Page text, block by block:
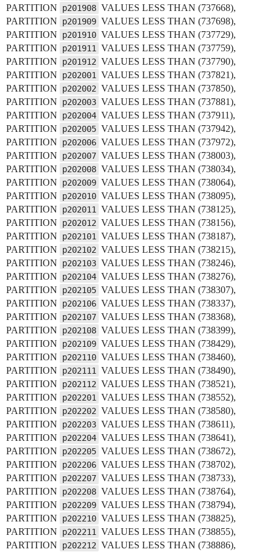
PARTITION
p201908 VALUES LESS THAN (737668),
PARTITION
p201909 VALUES LESS THAN (737698),
PARTITION
p201910 VALUES LESS THAN (737729),
PARTITION
p201911
VALUES LESS THAN (737759),
PARTITION
p201912 VALUES LESS THAN (737790),
PARTITION
p202001
VALUES LESS THAN (737821),
PARTITION
p202002 VALUES LESS THAN (737850),
PARTITION
p202003 VALUES LESS THAN (737881),
PARTITION
p202004 VALUES LESS THAN (737911),
PARTITION
p202005 VALUES LESS THAN (737942),
PARTITION
p202006 VALUES LESS THAN (737972),
PARTITION
p202007 VALUES LESS THAN (738003),
PARTITION
p202008 VALUES LESS THAN (738034),
PARTITION
p202009 VALUES LESS THAN (738064),
PARTITION
p202010 VALUES LESS THAN (738095),
PARTITION
p202011
VALUES LESS THAN (738125),
PARTITION
p202012 VALUES LESS THAN (738156),
PARTITION
p202101
VALUES LESS THAN (738187),
PARTITION
p202102 VALUES LESS THAN (738215),
PARTITION
p202103 VALUES LESS THAN (738246),
PARTITION
p202104 VALUES LESS THAN (738276),
PARTITION
p202105 VALUES LESS THAN (738307),
PARTITION
p202106 VALUES LESS THAN (738337),
PARTITION
p202107 VALUES LESS THAN (738368),
PARTITION
p202108 VALUES LESS THAN (738399),
PARTITION
p202109 VALUES LESS THAN (738429),
PARTITION
p202110 VALUES LESS THAN (738460),
PARTITION
p202111
VALUES LESS THAN (738490),
PARTITION
p202112 VALUES LESS THAN (738521),
PARTITION
p202201
VALUES LESS THAN (738552),
PARTITION
p202202 VALUES LESS THAN (738580),
PARTITION
p202203 VALUES LESS THAN (738611),
PARTITION
p202204 VALUES LESS THAN (738641),
PARTITION
p202205 VALUES LESS THAN (738672),
PARTITION
p202206 VALUES LESS THAN (738702),
PARTITION
p202207 VALUES LESS THAN (738733),
PARTITION
p202208 VALUES LESS THAN (738764),
PARTITION
p202209 VALUES LESS THAN (738794),
PARTITION
p202210 VALUES LESS THAN (738825),
PARTITION
p202211
VALUES LESS THAN (738855),
PARTITION
p202212 VALUES LESS THAN (738886),